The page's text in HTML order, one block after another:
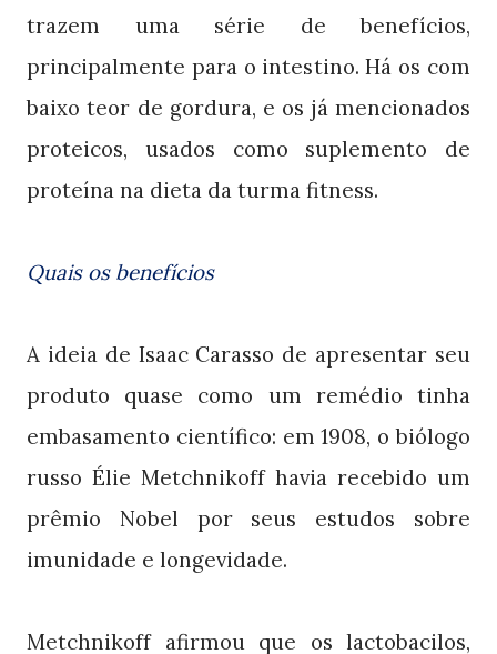
trazem uma série de benefícios,
principalmente para o intestino. Há os com
baixo teor de gordura, e os já mencionados
proteicos, usados como suplemento de
proteína na dieta da turma fitness.
Quais os benefícios
A ideia de Isaac Carasso de apresentar seu
produto quase como um remédio tinha
embasamento científico: em 1908, o biólogo
russo Élie Metchnikoff havia recebido um
prêmio Nobel por seus estudos sobre
imunidade e longevidade.
Metchnikoff afirmou que os lactobacilos,